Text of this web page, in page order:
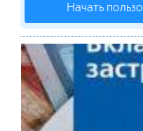
Начать